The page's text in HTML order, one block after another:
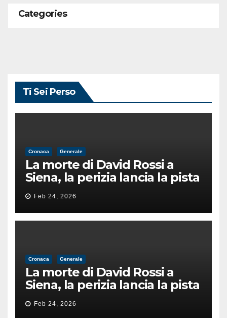
Categories
Ti Sei Perso
Cronaca Generale
La morte di David Rossi a
Siena, la perizia lancia la pista
di un’intimidazione finita
male
Feb 24, 2026
Cronaca Generale
La morte di David Rossi a
Siena, la perizia lancia la pista
di un’intimidazione finita
male
Feb 24, 2026